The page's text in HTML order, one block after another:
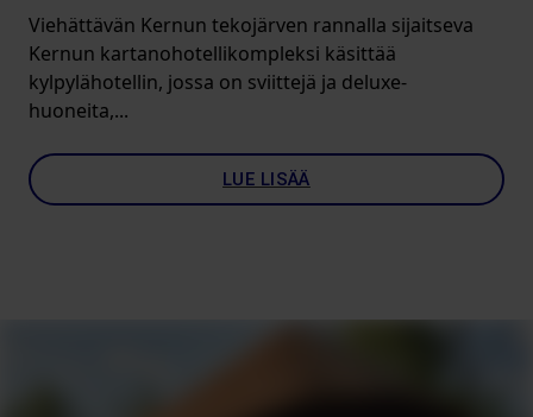
Viehättävän Kernun tekojärven rannalla sijaitseva
Kernun kartanohotellikompleksi käsittää
kylpylähotellin, jossa on sviittejä ja deluxe-
huoneita,...
LUE LISÄÄ